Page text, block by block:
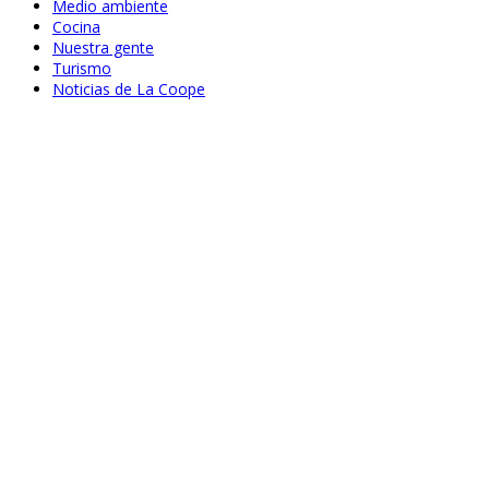
Medio ambiente
Cocina
Nuestra gente
Turismo
Noticias de La Coope